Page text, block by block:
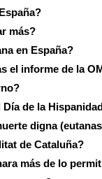
más?
en España?
el informe de la
de la
digna
de Cataluña?
más de lo